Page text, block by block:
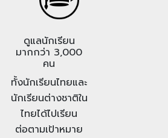
ดูแลนักเรียน
มากกว่า 3,000
คน
ทั้งนักเรียนไทยและ
นักเรียนต่างชาติใน
ไทยได้ไปเรียน
ต่อตามเป้าหมาย